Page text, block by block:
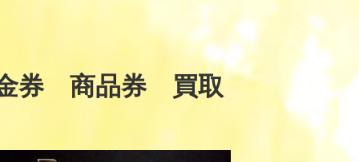
券 商品券 買取